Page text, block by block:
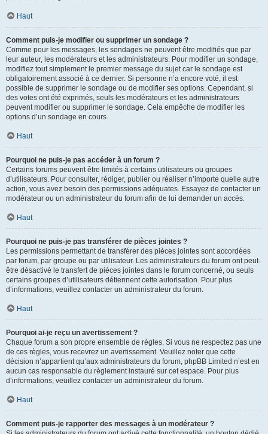
Haut
Comment puis-je modifier ou supprimer un sondage ?
Comme pour les messages, les sondages ne peuvent être modifiés que par
leur auteur, les modérateurs et les administrateurs. Pour modifier un sondage,
modifiez tout simplement le premier message du sujet car le sondage est
obligatoirement associé à ce dernier. Si personne n’a encore voté, il est
possible de supprimer le sondage ou de modifier ses options. Cependant, si
des votes ont été exprimés, seuls les modérateurs et les administrateurs
peuvent modifier ou supprimer le sondage. Cela empêche de modifier les
options d’un sondage en cours.
Haut
Pourquoi ne puis-je pas accéder à un forum ?
Certains forums peuvent être limités à certains utilisateurs ou groupes
d’utilisateurs. Pour consulter, rédiger, publier ou réaliser n’importe quelle autre
action, vous avez besoin des permissions adéquates. Essayez de contacter un
modérateur ou un administrateur du forum afin de lui demander un accès.
Haut
Pourquoi ne puis-je pas transférer de pièces jointes ?
Les permissions permettant de transférer des pièces jointes sont accordées
par forum, par groupe ou par utilisateur. Les administrateurs du forum ont peut-
être désactivé le transfert de pièces jointes dans le forum concerné, ou seuls
certains groupes d’utilisateurs détiennent cette autorisation. Pour plus
d’informations, veuillez contacter un administrateur du forum.
Haut
Pourquoi ai-je reçu un avertissement ?
Chaque forum a son propre ensemble de règles. Si vous ne respectez pas une
de ces règles, vous recevrez un avertissement. Veuillez noter que cette
décision n’appartient qu’aux administrateurs du forum, phpBB Limited n’est en
aucun cas responsable du règlement instauré sur cet espace. Pour plus
d’informations, veuillez contacter un administrateur du forum.
Haut
Comment puis-je rapporter des messages à un modérateur ?